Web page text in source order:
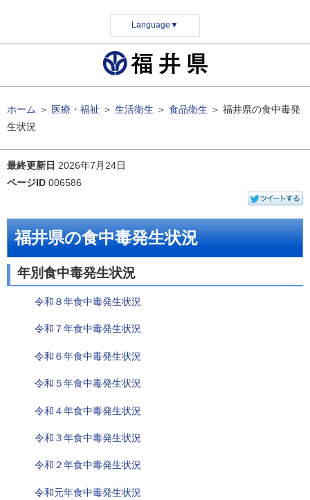
Language ▼
ホーム ＞ 医療・福祉 ＞ 生活衛生 ＞ 食品衛生 ＞ 福井県の食中毒発
生状況
最終更新日 2026年7月24日
ページID 006586
福井県の食中毒発生状況
年別食中毒発生状況
令和８年食中毒発生状況
令和７年食中毒発生状況
令和６年食中毒発生状況
令和５年食中毒発生状況
令和４年食中毒発生状況
令和３年食中毒発生状況
令和２年食中毒発生状況
令和元年食中毒発生状況